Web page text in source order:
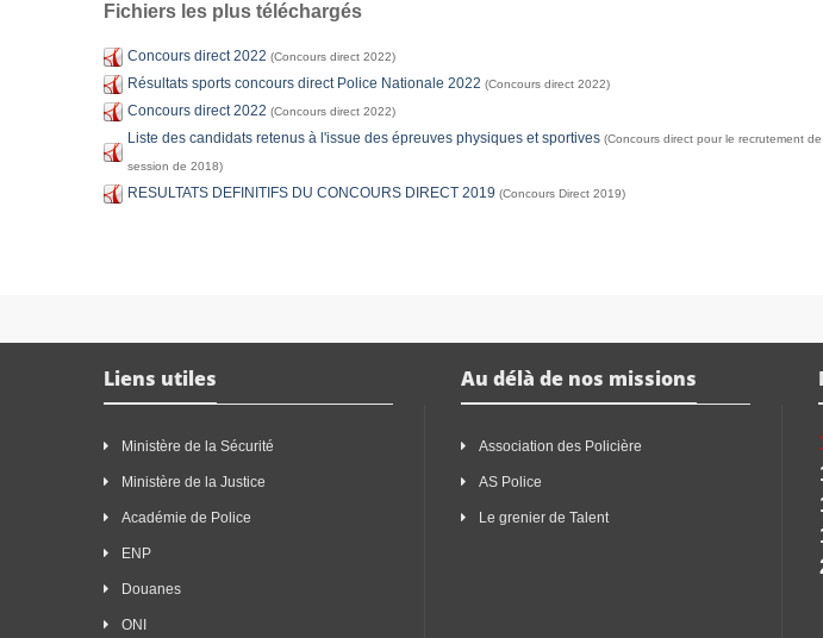
Fichiers les plus téléchargés
Concours direct 2022 (Concours direct 2022)
Résultats sports concours direct Police Nationale 2022 (Concours direct 2022)
Concours direct 2022 (Concours direct 2022)
Liste des candidats retenus à l'issue des épreuves physiques et sportives (Concours direct pour le recrutement
session de 2018)
RESULTATS DEFINITIFS DU CONCOURS DIRECT 2019 (Concours Direct 2019)
Liens utiles
Ministère de la Sécurité
Ministère de la Justice
Académie de Police
ENP
Douanes
ONI
Au délà de nos missions
Association des Policière
AS Police
Le grenier de Talent